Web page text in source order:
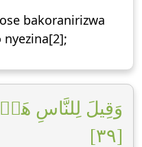
bakoranirizwa
nyezina[2];
وَقِيلَ لِلنَّاسِ
[٣٩]